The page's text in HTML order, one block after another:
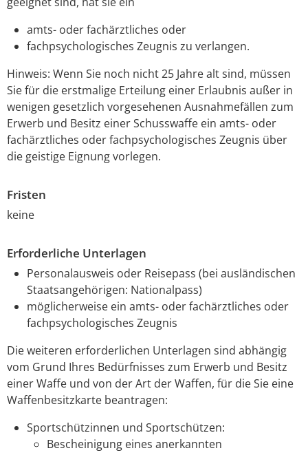
amts- oder fachärztliches oder
fachpsychologisches Zeugnis zu verlangen.
Hinweis: Wenn Sie noch nicht 25 Jahre alt sind, müssen
Sie für die erstmalige Erteilung einer Erlaubnis außer in
wenigen gesetzlich vorgesehenen Ausnahmefällen zum
Erwerb und Besitz einerSchusswaffe ein amts- oder
fachärztliches oder fachpsychologisches Zeugnis über
die geistige Eignung vorlegen.
Fristen
keine
Erforderliche Unterlagen
Personalausweis oder Reisepass (bei ausländischen
Staatsangehörigen: Nationalpass)
möglicherweise ein amts- oder fachärztliches oder
fachpsychologisches Zeugnis
Die weiteren erforderlichen Unterlagen sind abhängig
vom Grund Ihres Bedürfnisses zum Erwerb und Besitz
einer Waffe und von der Art der Waffen, für die Sie eine
Waffenbesitzkarte beantragen:
Sportschützinnen und Sportschützen:
Bescheinigung eines anerkannten